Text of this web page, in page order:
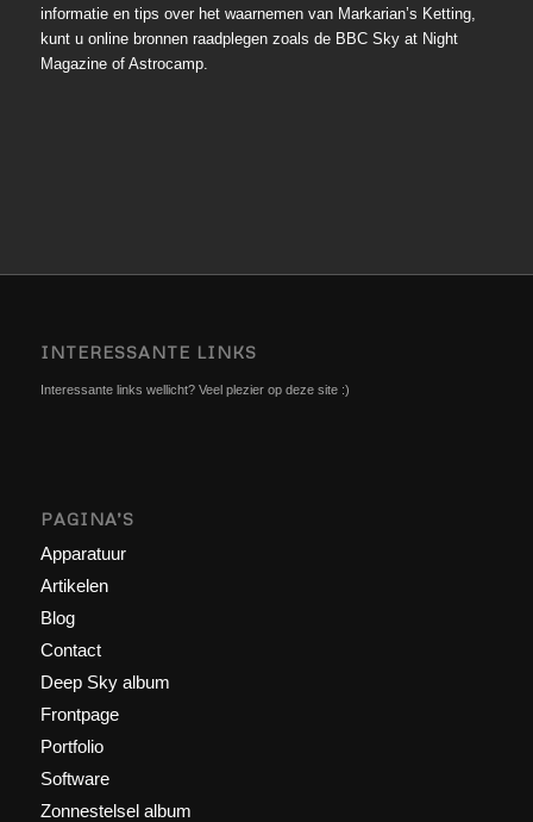
informatie en tips over het waarnemen van Markarian’s Ketting,
kunt u online bronnen raadplegen zoals de BBC Sky at Night
Magazine of Astrocamp.
INTERESSANTE LINKS
Interessante links wellicht? Veel plezier op deze site :)
PAGINA’S
Apparatuur
Artikelen
Blog
Contact
Deep Sky album
Frontpage
Portfolio
Software
Zonnestelsel album